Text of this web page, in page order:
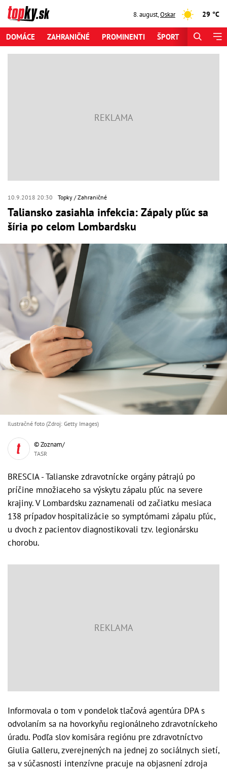
8. august,Oskar 29 °C
DOMÁCE ZAHRANIČNÉ PROMINENTI ŠPORT
10.9.2018 20:30 Topky Zahraničné
Taliansko zasiahla infekcia: Zápaly pľúc sa
šíria po celom Lombardsku
Ilustračné foto (Zdroj: Getty Images)
© Zoznam/
TASR
BRESCIA - Talianske zdravotnícke orgány pátrajú po
príčine množiaceho sa výskytu zápalu pľúc na severe
krajiny. V Lombardsku zaznamenali od začiatku mesiaca
138 prípadov hospitalizácie so symptómami zápalu pľúc,
u dvoch z pacientov diagnostikovali tzv. legionársku
chorobu.
Informovala o tom v pondelok tlačová agentúra DPA s
odvolaním sa na hovorkyňu regionálneho zdravotníckeho
úradu. Podľa slov komisára regiónu pre zdravotníctvo
Giulia Galleru, zverejnených na jednej zo sociálnych sietí,
sa v súčasnosti intenzívne pracuje na objasnení zdroja